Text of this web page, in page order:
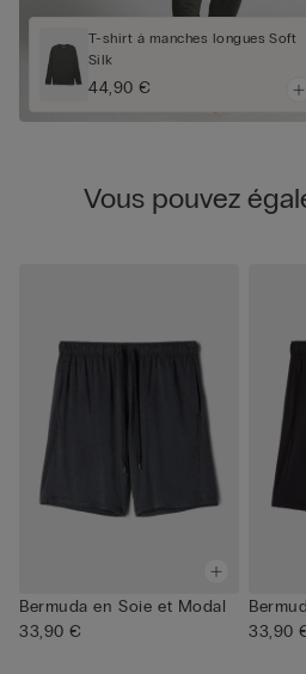
T-shirt à manches longues Soft
Silk
44,90 €
Vous pouvez
Bermuda en Soie et Modal
33,90 €
33,90